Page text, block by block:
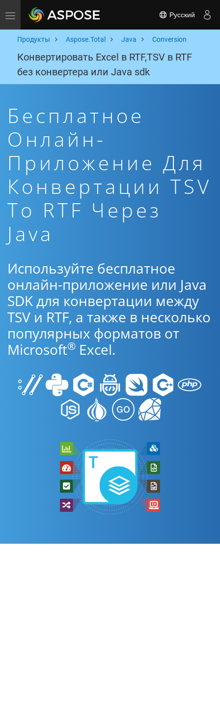
Toggle navigation Русский
Продукты Aspose.Total Java Conversion
Конвертировать Excel в RTF,TSV в RTF
без конвертера или Java sdk
Бесплатное
Онлайн-
Приложение Для
Конвертации TSV
To RTF Через
Java
Используйте бесплатное
онлайн-приложение или Java
SDK для конвертации между
TSV и RTF, а также в несколько
популярных форматов от
Microsoft® Excel.